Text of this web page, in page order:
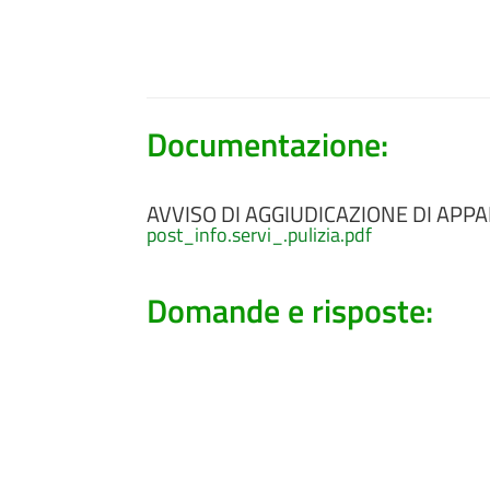
Documentazione:
AVVISO DI AGGIUDICAZIONE DI
post_info.servi_.pulizia.pdf
Domande e risposte: